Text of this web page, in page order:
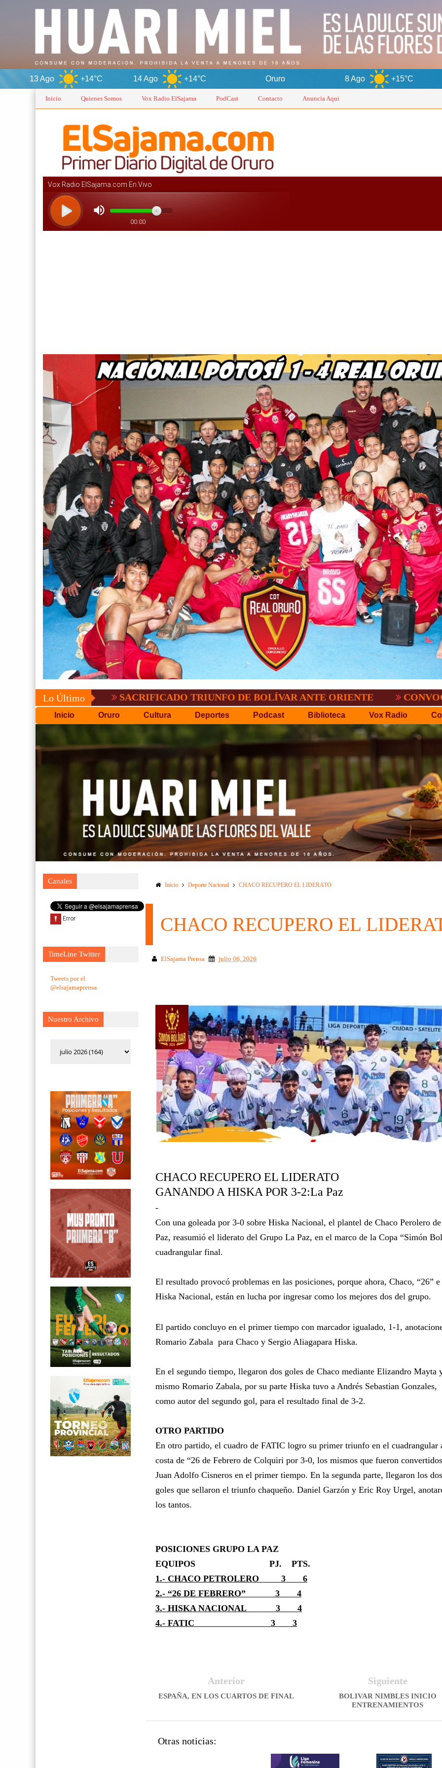
+14°C 14 Ago +14°C +15°C 9 Ago
Inicio Quienes Somos Vox Radio ElSajama PodCast Contacto Anuncia Aqui
Lo ÚltimoSACRIFICADO TRIUNFO DE BOLÍVAR ANTE ORIENTE CONVOCATORIA
Inicio Oruro Cultura Deportes Podcast Biblioteca Vox Radio
Canales
TimeLine Twitter
Tweets por el
@elsajamaprensa.
Nuestro Archivo
Inicio Deporte Nacional CHACO RECUPERO EL LIDERATO
CHACO RECUPERO EL
ElSajama Prensa julio 06, 2026
CHACO RECUPERO EL LIDERATO
GANANDO A HISKA POR 3-2:La Paz
-
Con una goleada por 3-0 sobre Hiska Nacional, el plantel de Chaco Perolero
Paz, reasumió el liderato del Grupo La Paz, en el marco de la Copa “Simón
cuadrangular final.
El resultado provocó problemas en las posiciones, porque ahora, Chaco, “26” e
Hiska Nacional, están en lucha por ingresar como los mejores dos del grupo.
El partido concluyo en el primer tiempo con marcador igualado, 1-1,
Romario Zabala para Chaco y Sergio Aliagapara Hiska.
En el segundo tiempo, llegaron dos goles de Chaco mediante Elizandro Mayta
mismo Romario Zabala, por su parte Hiska tuvo a Andrés Sebastian Gonzales,
como autor del segundo gol, para el resultado final de 3-2.
OTRO PARTIDO
En otro partido, el cuadro de FATIC logro su primer triunfo en el cuadrangular
costa de “26 de Febrero de Colquiri por 3-0, los mismos que fueron
Juan Adolfo Cisneros en el primer tiempo. En la segunda parte, llegaron los
goles que sellaron el triunfo chaqueño. Daniel Garzón y Eric Roy Urgel,
los tantos.
POSICIONES GRUPO LA PAZ
EQUIPOS
PJ.
PTS.
1.- CHACO PETROLERO
3
6
2.- “26 DE FEBRERO”
3
4
3.- HISKA NACIONAL
3
4
4.- FATIC 3 3
Siguiente
BOLIVAR NIMBLES INICIO
ENTRENAMIENTOS
Anterior
ESPAÑA, EN LOS CUARTOS DE FINAL
Otras noticias: